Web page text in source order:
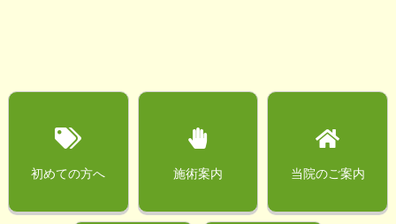
初めての方へ 施術案内 当院のご案内